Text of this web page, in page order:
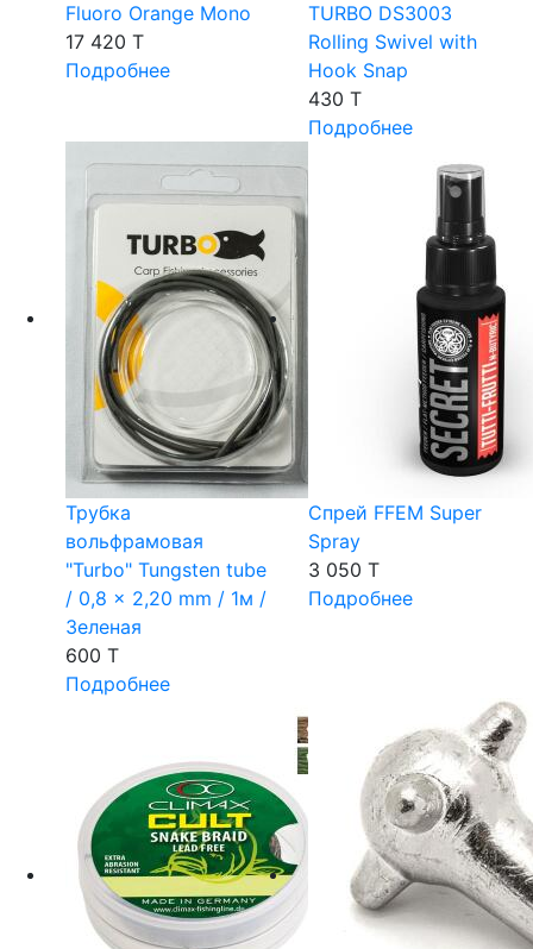
Fluoro Orange Mono
17 420 T
Подробнее
TURBO DS3003
Rolling Swivel with
Hook Snap
430 T
Подробнее
Трубка
вольфрамовая
"Turbo" Tungsten tube
/ 0,8 × 2,20 mm / 1м /
Зеленая
600 T
Подробнее
Спрей FFEM Super
Spray
3 050 T
Подробнее